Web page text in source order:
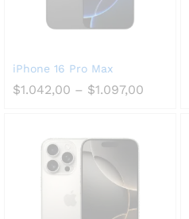
iPhone 16 Pro Max
$1.042,00 – $1.097,00